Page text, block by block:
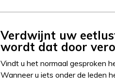
Verdwijnt uw
wordt dat door
Vindt u het normaal gesproken
Wanneer u iets onder de leden